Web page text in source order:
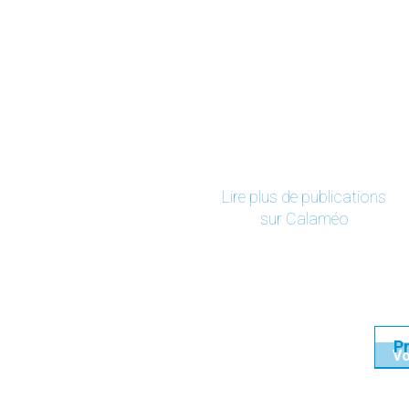
Lire plus de publications
sur Calaméo